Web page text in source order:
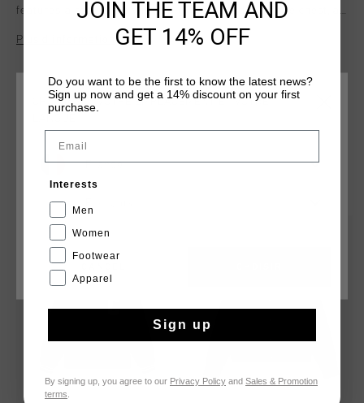
features a regular fit with a big "C" felt badge on the chest, a
Johan Cruyff badge on the back, striped rib cuffs and hem,
and press buttons. Lined with a smooth and shiny satin-like
this stylish piece.
Plus d’information
TU POURRAIS AIMER
CHOISISSEZ VOTRE EMPLACEMENT ET VOTRE
France
JOIN THE TEAM AND
GET 14% OFF
Do you want to be the first to know the latest news?
Sign up now and get a 14% discount on your first
purchase.
Email
Interests
Men
Women
Footwear
Apparel
Sign up
By signing up, you agree to our Privacy Policy and Sales & Promotion
terms